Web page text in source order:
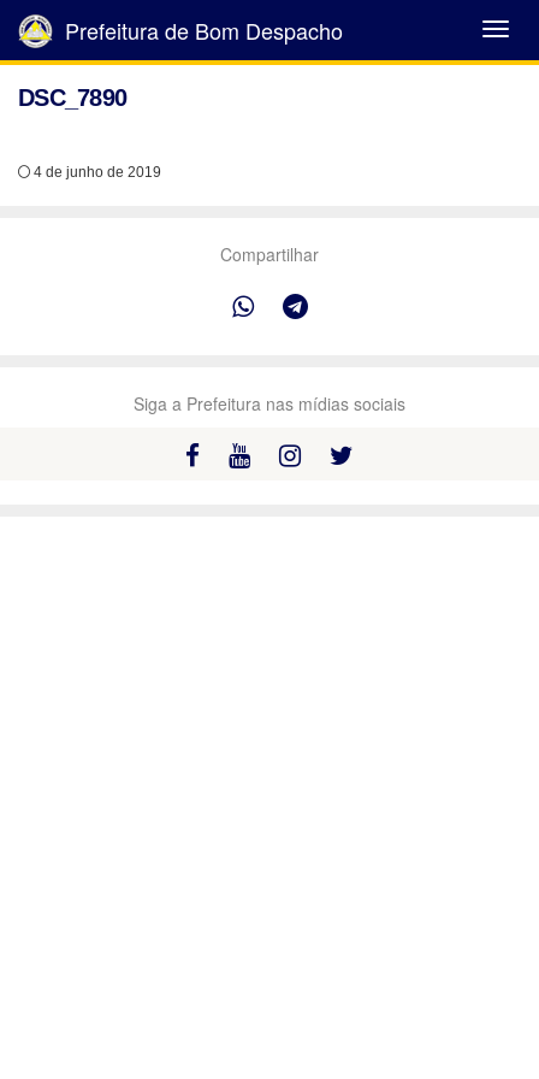
Abrir
Menu
Prefeitura de Bom Despacho
DSC_7890
4 de junho de 2019
Compartilhar
Siga a Prefeitura nas mídias sociais